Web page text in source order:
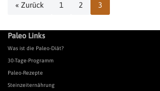
« Zurück 1 2 3
Paleo Links
Was ist die Paleo-Diät?
30-Tage-Programm
Paleo-Rezepte
Steinzeiternährung